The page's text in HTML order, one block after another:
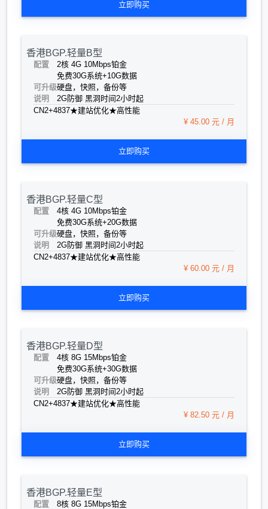
立即购买
香港BGP.轻量B型
配置 2核 4G 10Mbps铂金
免费30G系统+10G数据
可升级硬盘，快照，备份等
说明
2G防御 黑洞时间2小时起
CN2+4837★建站优化★高性能
¥ 45.00 元 / 月
立即购买
香港BGP.轻量C型
配置 4核 4G 10Mbps铂金
免费30G系统+20G数据
可升级硬盘，快照，备份等
说明
2G防御 黑洞时间2小时起
CN2+4837★建站优化★高性能
¥ 60.00 元 / 月
立即购买
香港BGP.轻量D型
配置 4核 8G 15Mbps铂金
免费30G系统+30G数据
可升级硬盘，快照，备份等
说明
2G防御 黑洞时间2小时起
CN2+4837★建站优化★高性能
¥ 82.50 元 / 月
立即购买
香港BGP.轻量E型
配置 8核 8G 15Mbps铂金